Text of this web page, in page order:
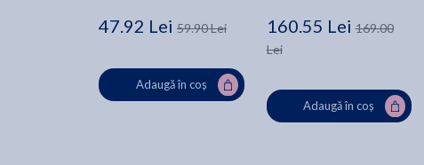
47.92 Lei 59.90 Lei
Adaugă în coș
160.55 Lei 169.00
Lei
Adaugă în coș